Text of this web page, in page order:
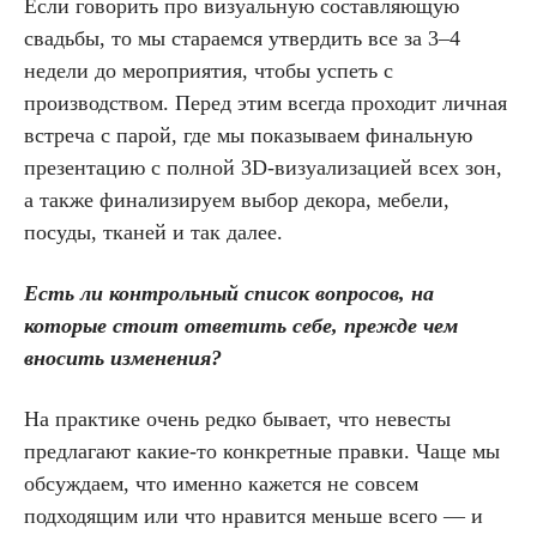
Если говорить про визуальную составляющую
свадьбы, то мы стараемся утвердить все за 3–4
недели до мероприятия, чтобы успеть с
производством. Перед этим всегда проходит личная
встреча с парой, где мы показываем финальную
презентацию с полной 3D-визуализацией всех зон,
а также финализируем выбор декора, мебели,
посуды, тканей и так далее.
Есть ли контрольный список вопросов, на
которые стоит ответить себе, прежде чем
вносить изменения?
На практике очень редко бывает, что невесты
предлагают какие-то конкретные правки. Чаще мы
обсуждаем, что именно кажется не совсем
подходящим или что нравится меньше всего — и